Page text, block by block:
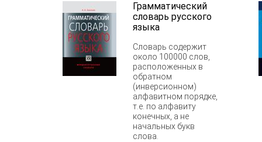
Грамматический
словарь русского
языка
Словарь содержит
около 100000 слов,
расположенных в
обратном
(инверсионном)
алфавитном порядке,
т.е. по алфавиту
конечных, а не
начальных букв
слова.